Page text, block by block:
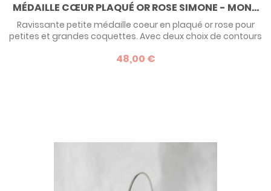
MÉDAILLE CŒUR PLAQUÉ OR ROSE SIMONE - MON...
Ravissante petite médaille coeur en plaqué or rose pour
petites et grandes coquettes. Avec deux choix de contours
personnalisable est une idée de cadeau facile pour tous
48,00 €